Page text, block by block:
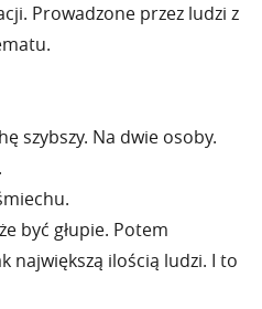
Prowadzone przez ludzi z
szybszy. Na dwie osoby.
być głupie. Potem
największą ilością ludzi. I to